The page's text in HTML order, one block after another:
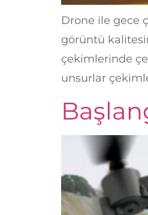
Drone ile gece
görüntü
çekimlerinde
unsurlar